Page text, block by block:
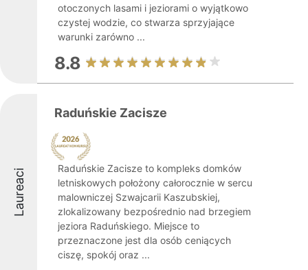
otoczonych lasami i jeziorami o wyjątkowo
czystej wodzie, co stwarza sprzyjające
warunki zarówno ...
8.8
Laureaci
Raduńskie Zacisze
Raduńskie Zacisze to kompleks domków
letniskowych położony całorocznie w sercu
malowniczej Szwajcarii Kaszubskiej,
zlokalizowany bezpośrednio nad brzegiem
jeziora Raduńskiego. Miejsce to
przeznaczone jest dla osób ceniących
ciszę, spokój oraz ...